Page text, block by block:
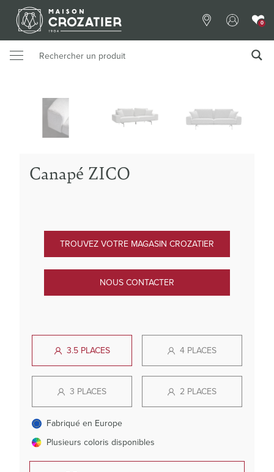
0
Canapé ZICO
TROUVEZ VOTRE MAGASIN CROZATIER
NOUS CONTACTER
3.5 PLACES 4 PLACES
3 PLACES 2 PLACES
Fabriqué en Europe
Plusieurs coloris disponibles